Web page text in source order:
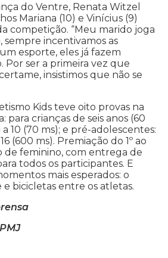
do Ventre, Renata Witzel
Mariana (10) e Vinícius (9)
competição. “Meu marido joga
incentivamos as
esporte, eles já fazem
Por ser a primeira vez que
insistimos que não se
Kids teve oito provas na
para crianças de seis anos (60
a 10 (70 ms); e pré-adolescentes:
16 (600 ms). Premiação do 1º ao
de feminino, com entrega de
todos os participantes. E
mais esperados: o
bicicletas entre os atletas.